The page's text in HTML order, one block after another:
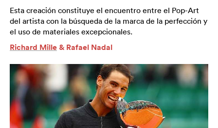
Esta creación constituye el encuentro entre el Pop-Art
del artista con la búsqueda de la marca de la perfección y
el uso de materiales excepcionales.
Richard Mille & Rafael Nadal